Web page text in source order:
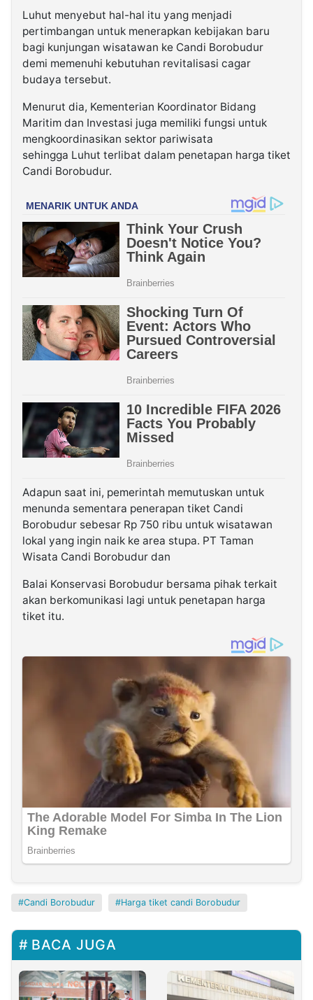
Luhut menyebut hal-hal itu yang menjadi
pertimbangan untuk menerapkan kebijakan baru
bagi kunjungan wisatawan ke Candi Borobudur
demi memenuhi kebutuhan revitalisasi cagar
budaya tersebut.
Menurut dia, Kementerian Koordinator Bidang
Maritim dan Investasi juga memiliki fungsi untuk
mengkoordinasikan sektor pariwisata
sehingga Luhut terlibat dalam penetapan harga tiket
Candi Borobudur.
Adapun saat ini, pemerintah memutuskan untuk
menunda sementara penerapan tiket Candi
Borobudur sebesar Rp 750 ribu untuk wisatawan
lokal yang ingin naik ke area stupa. PT Taman
Wisata Candi Borobudur dan
Balai Konservasi Borobudur bersama pihak terkait
akan berkomunikasi lagi untuk penetapan harga
tiket itu.
Candi Borobudur Harga tiket candi Borobudur
BACA JUGA